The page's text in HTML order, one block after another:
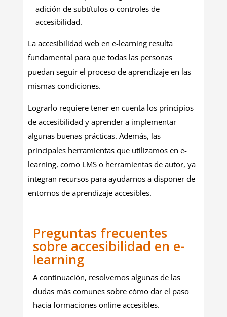
adición de subtítulos o controles de
accesibilidad.
La accesibilidad web en e-learning resulta
fundamental para que todas las personas
puedan seguir el proceso de aprendizaje en las
mismas condiciones.
Lograrlo requiere tener en cuenta los principios
de accesibilidad y aprender a implementar
algunas buenas prácticas. Además, las
principales herramientas que utilizamos en e-
learning, como LMS o herramientas de autor, ya
integran recursos para ayudarnos a disponer de
entornos de aprendizaje accesibles.
Preguntas frecuentes
sobre accesibilidad en e-
learning
A continuación, resolvemos algunas de las
dudas más comunes sobre cómo dar el paso
hacia formaciones online accesibles.